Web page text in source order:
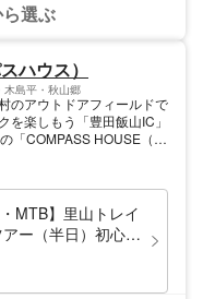
選ぶ
ハウス）
木島平・秋山郷
のアウトドアフィールドで
を楽しもう「豊田飯山IC」
「COMPASS HOUSE（コ
は冬に劣らず魅力いっぱ
スキー場エリアや周辺の森
してラストには温泉を満喫
温泉ならではの夏を体験し
MTB】里山トレイ
ー（半日）初心者